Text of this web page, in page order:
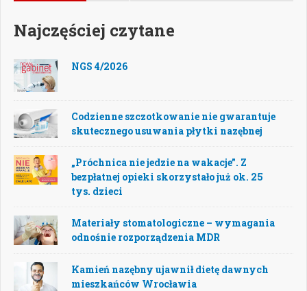
Najczęściej czytane
NGS 4/2026
Codzienne szczotkowanie nie gwarantuje
skutecznego usuwania płytki nazębnej
„Próchnica nie jedzie na wakacje”. Z
bezpłatnej opieki skorzystało już ok. 25
tys. dzieci
Materiały stomatologiczne – wymagania
odnośnie rozporządzenia MDR
Kamień nazębny ujawnił dietę dawnych
mieszkańców Wrocławia